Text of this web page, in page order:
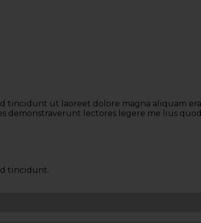
tincidunt ut laoreet dolore magna aliquam
demonstraverunt lectores legere me lius
tincidunt.